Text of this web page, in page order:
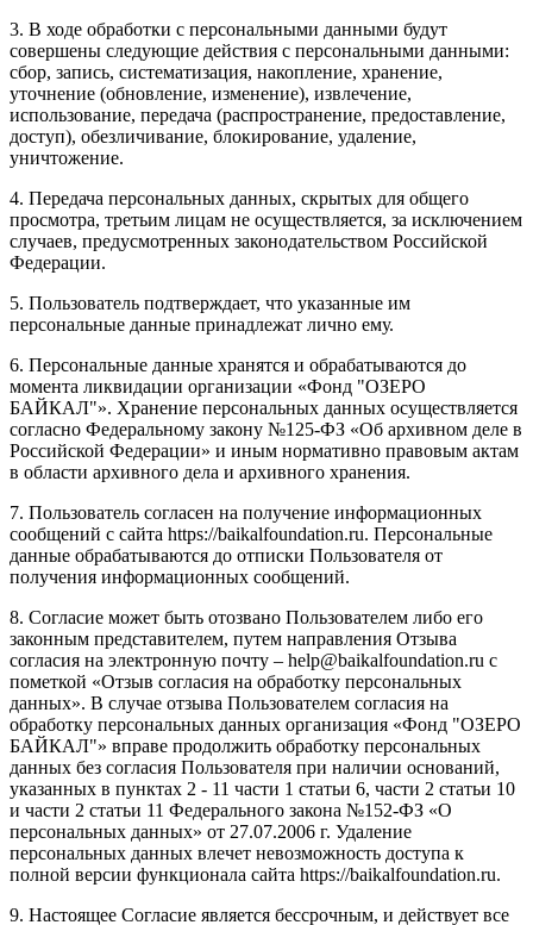
3. В ходе обработки с персональными данными будут
совершены следующие действия с персональными данными:
сбор, запись, систематизация, накопление, хранение,
уточнение (обновление, изменение), извлечение,
использование, передача (распространение, предоставление,
доступ), обезличивание, блокирование, удаление,
уничтожение.
4. Передача персональных данных, скрытых для общего
просмотра, третьим лицам не осуществляется, за исключением
случаев, предусмотренных законодательством Российской
Федерации.
5. Пользователь подтверждает, что указанные им
персональные данные принадлежат лично ему.
6. Персональные данные хранятся и обрабатываются до
момента ликвидации организации «Фонд "ОЗЕРО
БАЙКАЛ"». Хранение персональных данных осуществляется
согласно Федеральному закону №125-ФЗ «Об архивном деле в
Российской Федерации» и иным нормативно правовым актам
в области архивного дела и архивного хранения.
7. Пользователь согласен на получение информационных
сообщений с сайта https://baikalfoundation.ru. Персональные
данные обрабатываются до отписки Пользователя от
получения информационных сообщений.
8. Согласие может быть отозвано Пользователем либо его
законным представителем, путем направления Отзыва
согласия на электронную почту – help@baikalfoundation.ru с
пометкой «Отзыв согласия на обработку персональных
данных». В случае отзыва Пользователем согласия на
обработку персональных данных организация «Фонд "ОЗЕРО
БАЙКАЛ"» вправе продолжить обработку персональных
данных без согласия Пользователя при наличии оснований,
указанных в пунктах 2 - 11 части 1 статьи 6, части 2 статьи 10
и части 2 статьи 11 Федерального закона №152-ФЗ «О
персональных данных» от 27.07.2006 г. Удаление
персональных данных влечет невозможность доступа к
полной версии функционала сайта https://baikalfoundation.ru.
9. Настоящее Согласие является бессрочным, и действует все